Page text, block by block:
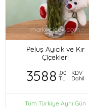
Peluş Ayıcık ve Kır
Çiçekleri
3588 ,00
TL
KDV
Dahil
Tüm Türkiye Aynı Gün